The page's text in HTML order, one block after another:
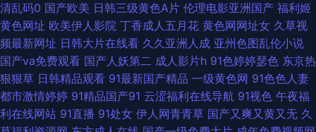
操WWW 尤物情趣久草 91呦女呦女 日韩成性交网在线 五月亭av 97视频在线
久草 97色网 麻豆性爱视频 97超碰福利电影 伊人91啪啪啪 欧美成人淫B网
91爱爱王 欧美日韩交配网 日韩中文三级 91久久一 老湿机激情影视 四虎影院
av网站 91she在线 av男女激情 国产第92页 久久草香蕉 日本AⅤ网址 午夜影
清乱码0 国产欧美 日韩三级黄色A片 伦理电影亚洲国产 福利姬
黄色网址 欧美伊人影院 丁香成人五月花 黄色网网址女 久草视
频最新网址 日韩大片在线看 久久亚洲人成 亚州色图乱伦小说
国产va免费观看 国产人妖第二 成人影片h 91色婷婷瑟色 东京热
狠狠草 日韩精品观看 91最新国产精品 一级黄色网 91色色人妻
都市激情婷婷 91精品国产91 云涩福利在线导航 91视色 午夜福
利在线网站 91直播 91处女 伊人网青青草 国产又爽又黄又无 久